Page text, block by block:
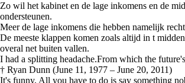
Zo wil het kabinet en de lage inkomens en de
ondersteunen.
Meer de lage inkomens die hebben namelijk
De meeste klappen komen zoals altijd in t
overal net buiten vallen.
I had a splitting headache.From which the
† Ryan Dunn (June 11, 1977 – June 20, 2011)
It's funny. All you have to do is say something